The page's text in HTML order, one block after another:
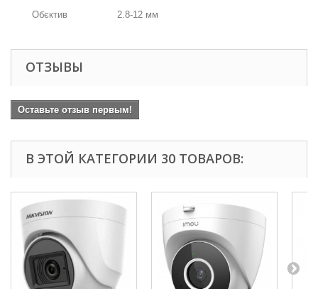
Обєктив 2.8-12 мм
ОТЗЫВЫ
Оставьте отзыв первым!
В ЭТОЙ КАТЕГОРИИ 30 ТОВАРОВ: